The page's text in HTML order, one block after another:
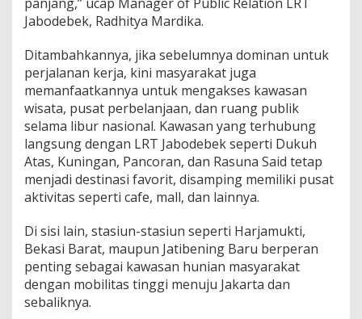
Jabodebek, Radhitya Mardika.
Ditambahkannya, jika sebelumnya dominan untuk
perjalanan kerja, kini masyarakat juga
memanfaatkannya untuk mengakses kawasan
wisata, pusat perbelanjaan, dan ruang publik
selama libur nasional. Kawasan yang terhubung
langsung dengan LRT Jabodebek seperti Dukuh
Atas, Kuningan, Pancoran, dan Rasuna Said tetap
menjadi destinasi favorit, disamping memiliki pusat
aktivitas seperti cafe, mall, dan lainnya.
Di sisi lain, stasiun-stasiun seperti Harjamukti,
Bekasi Barat, maupun Jatibening Baru berperan
penting sebagai kawasan hunian masyarakat
dengan mobilitas tinggi menuju Jakarta dan
sebaliknya.